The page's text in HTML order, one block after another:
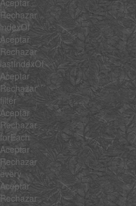
Aceptar
Rechazar
indexOf
Aceptar
Rechazar
lastIndexOf
Aceptar
Rechazar
filter
Aceptar
Rechazar
forEach
Aceptar
Rechazar
every
Aceptar
Rechazar